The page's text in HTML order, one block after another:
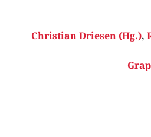
Christian Driesen (Hg.),